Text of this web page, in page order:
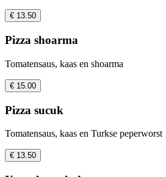
€ 13.50
Pizza shoarma
Tomatensaus, kaas en shoarma
€ 15.00
Pizza sucuk
Tomatensaus, kaas en Turkse peperworst
€ 13.50